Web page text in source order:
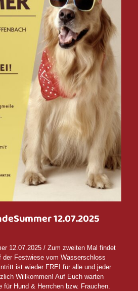
12.07.2025
12.07.2025 / Zum zweiten Mal findet
der Festwiese vom Wasserschloss
ist wieder FREI für alle und jeder
Willkommen! Auf Euch warten
für Hund & Herrchen bzw. Frauchen.